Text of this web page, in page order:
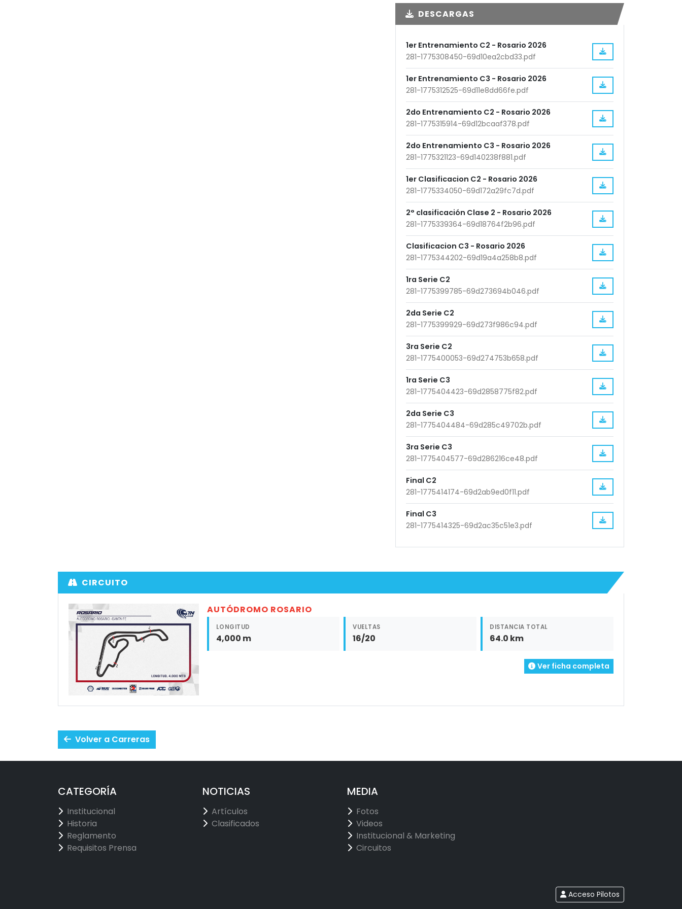
DESCARGAS
1er Entrenamiento C2 - Rosario 2026
281-1775308450-69d10ea2cbd33.pdf
1er Entrenamiento C3 - Rosario 2026
281-1775312525-69d11e8dd66fe.pdf
2do Entrenamiento C2 - Rosario 2026
281-1775315914-69d12bcaaf378.pdf
2do Entrenamiento C3 - Rosario 2026
281-1775321123-69d140238f881.pdf
1er Clasificacion C2 - Rosario 2026
281-1775334050-69d172a29fc7d.pdf
2° clasificación Clase 2 - Rosario 2026
281-1775339364-69d18764f2b96.pdf
Clasificacion C3 - Rosario 2026
281-1775344202-69d19a4a258b8.pdf
1ra Serie C2
281-1775399785-69d273694b046.pdf
2da Serie C2
281-1775399929-69d273f986c94.pdf
3ra Serie C2
281-1775400053-69d274753b658.pdf
1ra Serie C3
281-1775404423-69d2858775f82.pdf
2da Serie C3
281-1775404484-69d285c49702b.pdf
3ra Serie C3
281-1775404577-69d286216ce48.pdf
Final C2
281-1775414174-69d2ab9ed0f11.pdf
Final C3
281-1775414325-69d2ac35c51e3.pdf
CIRCUITO
AUTÓDROMO ROSARIO
LONGITUD
4,000 m
VUELTAS
16/20
DISTANCIA TOTAL
64.0 km
Ver ficha completa
Volver a Carreras
CATEGORÍA
Institucional
Historia
Reglamento
Requisitos Prensa
NOTICIAS
Artículos
Clasificados
MEDIA
Fotos
Videos
Institucional & Marketing
Circuitos
Acceso Pilotos